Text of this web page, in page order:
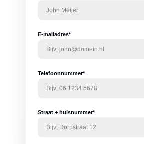
E-mailadres*
Telefoonnummer*
Straat + huisnummer*